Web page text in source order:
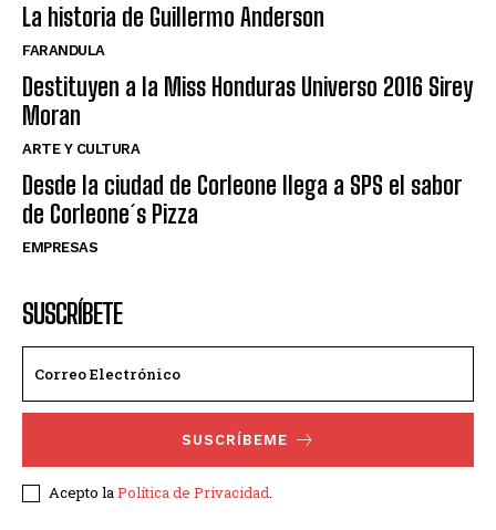
La historia de Guillermo Anderson
FARANDULA
Destituyen a la Miss Honduras Universo 2016 Sirey
Moran
ARTE Y CULTURA
Desde la ciudad de Corleone llega a SPS el sabor
de Corleone´s Pizza
EMPRESAS
SUSCRÍBETE
SUSCRÍBEME
Acepto la Política de Privacidad